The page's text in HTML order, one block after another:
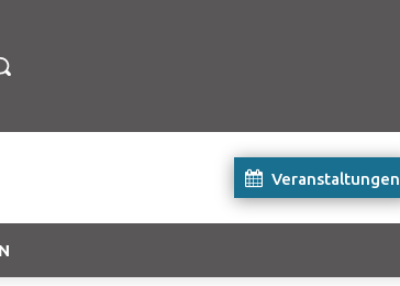
Veranstaltungen